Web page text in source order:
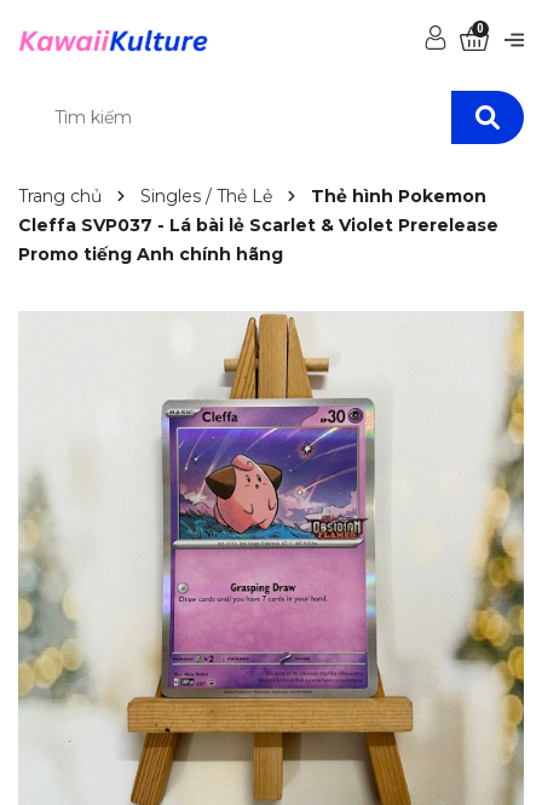
0
Trang chủ Singles / Thẻ Lẻ
Thẻ hình Pokemon
Cleffa SVP037 - Lá bài lẻ Scarlet & Violet Prerelease
Promo tiếng Anh chính hãng